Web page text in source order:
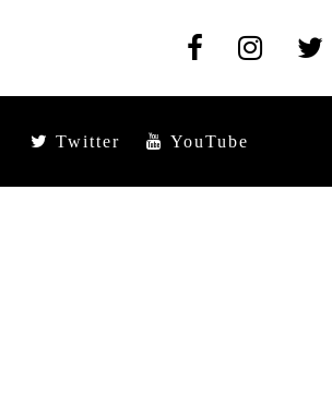
Twitter YouTube